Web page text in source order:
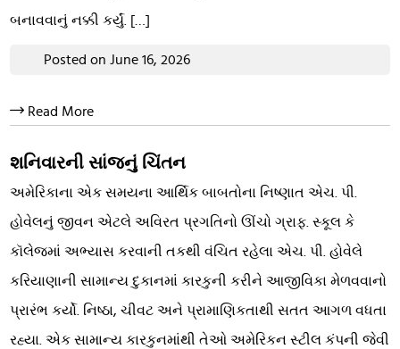
બનાવવાનું નક્કી કર્યું. […]
Posted on June 16, 2026
Read More
શનિવારની સાંજનું ચિંતન
અમેરિકાના એક સમયના આર્થિક બાબતોના નિષ્ણાત એચ. પી.
હોવેલનું જીવન એટલે અવિરત પ્રગતિનો ઊંચો ગ્રાફ. સ્કૂલ કે
કૉલેજમાં અભ્યાસ કરવાની તકથી વંચિત રહેલા એચ. પી. હોવેલે
કરિયાણાની સામાન્ય દુકાનમાં કારકુની કરીને આજીવિકા મેળવવાનો
પ્રારંભ કર્યો. નિષ્ઠા, ચીવટ અને પ્રામાણિકતાથી સતત આગળ વધતા
રહ્યા. એક સામાન્ય કારકુનમાંથી તેઓ અમેરિકન સ્ટીલ કંપની જેવી